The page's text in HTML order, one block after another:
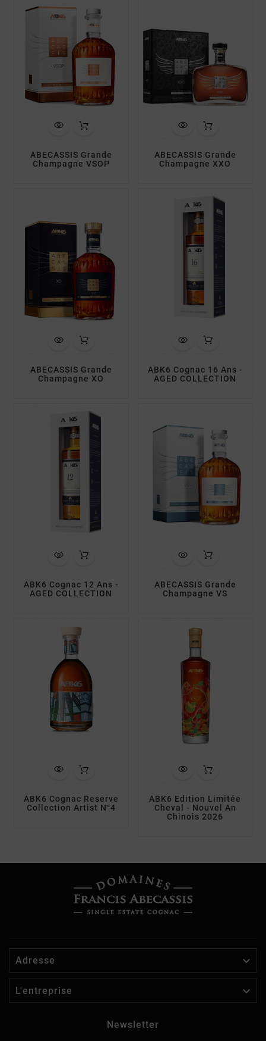
ABECASSIS Grande
Champagne VSOP
ABECASSIS Grande
Champagne XXO
ABECASSIS Grande
Champagne XO
ABK6 Cognac 16 Ans -
AGED COLLECTION
ABK6 Cognac 12 Ans -
AGED COLLECTION
ABECASSIS Grande
Champagne VS
ABK6 Cognac Reserve
Collection Artist N°4
ABK6 Edition Limitée
Cheval - Nouvel An
Chinois 2026
Adresse 
L'entreprise 
Newsletter